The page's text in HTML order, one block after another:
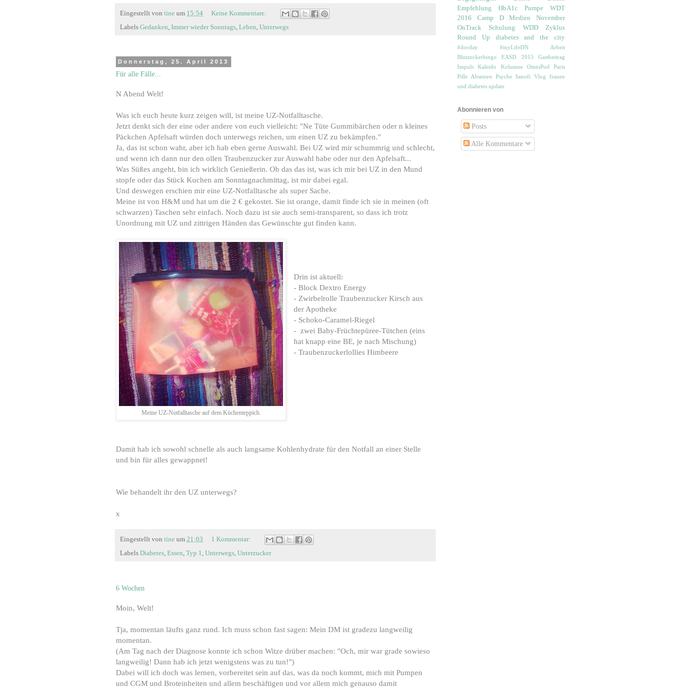
Eingestellt von tine um 15:54
Keine Kommentare:
Labels Gedanken, Immer wieder Sonntags, Leben, Unterwegs
Donnerstag, 25. April 2013
Für alle Fälle...
N Abend Welt!
Was ich euch heute kurz zeigen will, ist meine UZ-Notfalltasche.
Jetzt denkt sich der eine oder andere von euch vielleicht: "Ne Tüte Gummibärchen oder n kleines
Päckchen Apfelsaft würden doch unterwegs reichen, um einen UZ zu bekämpfen."
Ja, das ist schon wahr, aber ich hab eben gerne Auswahl. Bei UZ wird mir schummrig und schlecht,
und wenn ich dann nur den ollen Traubenzucker zur Auswahl habe oder nur den Apfelsaft...
Was Süßes angeht, bin ich wirklich Genießerin. Ob das das ist, was ich mir bei UZ in den Mund
stopfe oder das Stück Kuchen am Sonntagnachmittag, ist mir dabei egal.
Und deswegen erschien mir eine UZ-Notfalltasche als super Sache.
Meine ist von H&M und hat um die 2 € gekostet. Sie ist orange, damit finde ich sie in meinen (oft
schwarzen) Taschen sehr einfach. Noch dazu ist sie auch semi-transparent, so dass ich trotz
Unordnung mit UZ und zittrigen Händen das Gewünschte gut finden kann.
Meine UZ-Notfalltasche auf dem Küchenteppich.
Drin ist aktuell:
- Block Dextro Energy
- Zwirbelrolle Traubenzucker Kirsch aus
der Apotheke
- Schoko-Caramel-Riegel
- zwei Baby-Früchtepüree-Tütchen (eins
hat knapp eine BE, je nach Mischung)
- Traubenzuckerlollies Himbeere
Damit hab ich sowohl schnelle als auch langsame Kohlenhydrate für den Notfall an einer Stelle
und bin für alles gewappnet!
Wie behandelt ihr den UZ unterwegs?
x
Eingestellt von tine um 21:03
1 Kommentar:
Labels Diabetes, Essen, Typ 1, Unterwegs, Unterzucker
6 Wochen
Moin, Welt!
Tja, momentan läufts ganz rund. Ich muss schon fast sagen: Mein DM ist gradezu langweilig
momentan.
(Am Tag nach der Diagnose konnte ich schon Witze drüber machen: "Och, mir war grade sowieso
langweilig! Dann hab ich jetzt wenigstens was zu tun!")
Dabei will ich doch was lernen, vorbereitet sein auf das, was da noch kommt, mich mit Pumpen
und CGM und Broteinheiten und allem beschäftigen und vor allem mich genauso damit
Empfehlung
HbA1c Pumpe
WDT
2016
Camp D Medien
November
OnTrack
Schulung WDD
Zyklus
Round Up
diabetes and the city
#docday #myLifeDN
Arbeit
Blutzuckerbingo
EASD 2015
Gastbeitrag
Impuls
Kaleido Kolumne OmniPod
Paris
Pille Absetzen
Psyche Sanofi Vlog
frauen
und diabetes update
Abonnieren von
Posts
Alle Kommentare